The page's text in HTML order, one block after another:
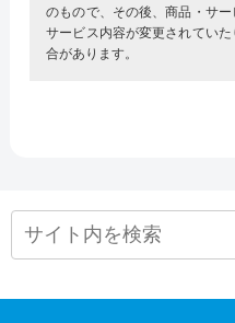
のもので、その後、商品・サ
サービス内容が変更されてい
合があります。